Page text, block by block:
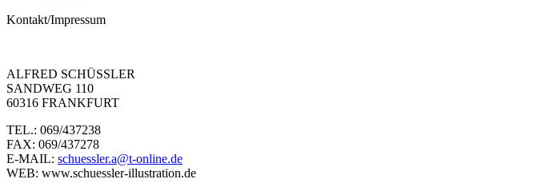
Kontakt/Impressum
ALFRED SCHÜSSLER
SANDWEG 110
60316 FRANKFURT
TEL.: 069/437238
FAX: 069/437278
E-MAIL: schuessler.a@t-online.de
WEB: www.schuessler-illustration.de